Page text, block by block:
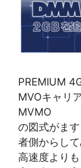
PREMIUM
MVOキャ
MVMO
の図式がま
者側からし
高速度よりも